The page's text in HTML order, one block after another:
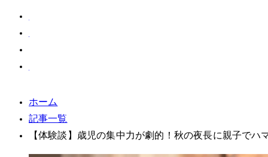
ホーム
記事一覧
【体験談】3歳児の集中力が劇的UP！秋の夜長に親子でハ